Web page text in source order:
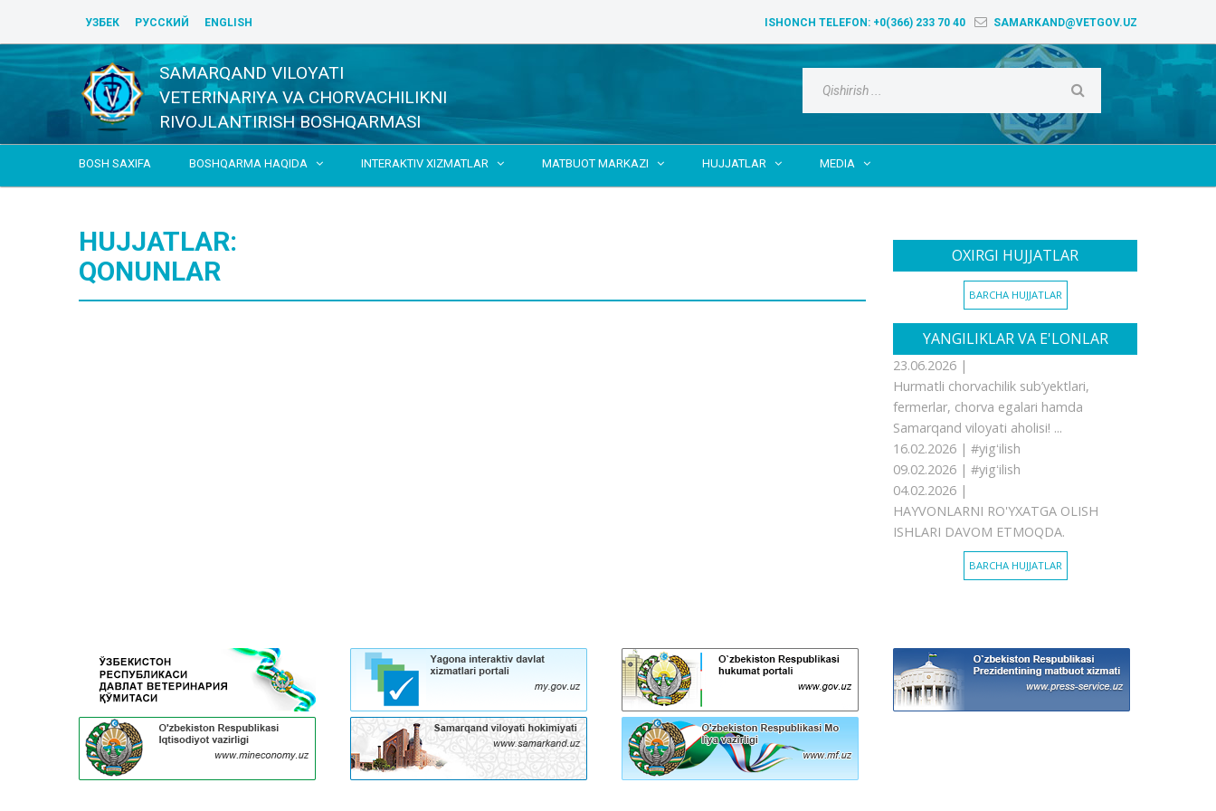
УЗБЕК РУССКИЙ ENGLISH ISHONCH TELEFON: +0(366) 233 70 40 SAMARKAND@VETGOV.UZ
SAMARQAND VILOYATI
VETERINARIYA VA CHORVACHILIKNI
RIVOJLANTIRISH BOSHQARMASI
BOSH SAXIFA BOSHQARMA HAQIDA  INTERAKTIV XIZMATLAR  MATBUOT MARKAZI  HUJJATLAR  MEDIA 
HUJJATLAR:
QONUNLAR
OXIRGI HUJJATLAR
BARCHA HUJJATLAR
YANGILIKLAR VA E'LONLAR
23.06.2026 |
Hurmatli chorvachilik sub’yektlari,
fermerlar, chorva egalari hamda
Samarqand viloyati aholisi! ...
16.02.2026 | #yigʻilish
09.02.2026 | #yigʻilish
04.02.2026 |
HAYVONLARNI RO'YXATGA OLISH
ISHLARI DAVOM ETMOQDA.
BARCHA HUJJATLAR